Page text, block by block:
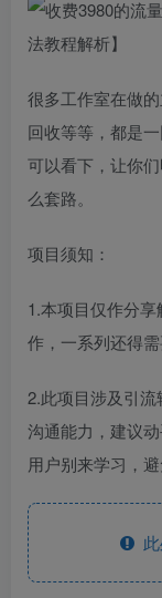
很多工作室在做
回收等等，都是
可以看下，让你
么套路。
项目须知：
1.本项目仅作分
作，一系列还得需
2.此项目涉及引
沟通能力，建议
用户别来学习，
此